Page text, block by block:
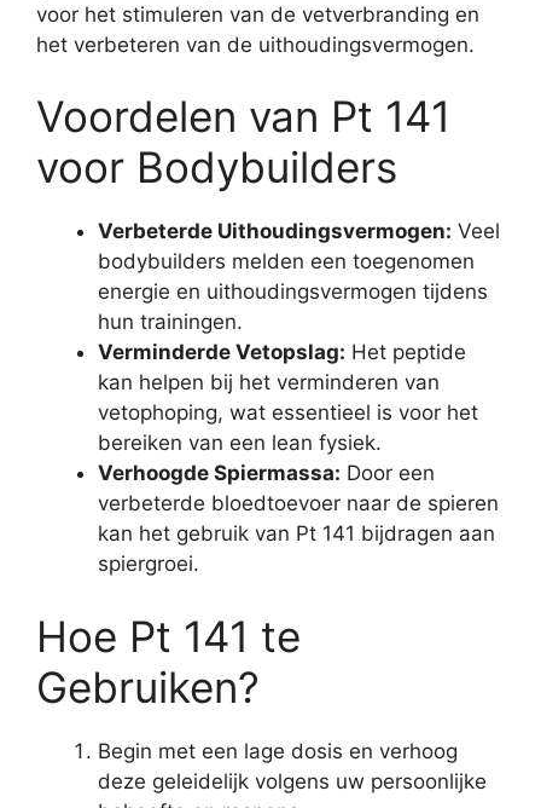
voor het stimuleren van de vetverbranding en
het verbeteren van de uithoudingsvermogen.
Voordelen van Pt 141
voor Bodybuilders
Verbeterde Uithoudingsvermogen: Veel
bodybuilders melden een toegenomen
energie en uithoudingsvermogen tijdens
hun trainingen.
Verminderde Vetopslag: Het peptide
kan helpen bij het verminderen van
vetophoping, wat essentieel is voor het
bereiken van een lean fysiek.
Verhoogde Spiermassa: Door een
verbeterde bloedtoevoer naar de spieren
kan het gebruik van Pt 141 bijdragen aan
spiergroei.
Hoe Pt 141 te
Gebruiken?
Begin met een lage dosis en verhoog
deze geleidelijk volgens uw persoonlijke